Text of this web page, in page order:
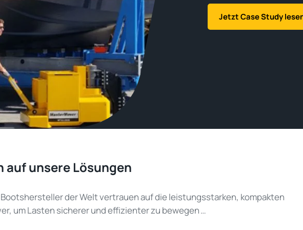
Jetzt Case Study
auf unsere Lösungen
der Welt vertrauen auf die leistungsstarken, kompakten
, um Lasten sicherer und effizienter zu bewegen …